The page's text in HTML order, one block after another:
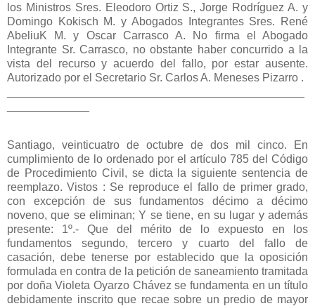
los Ministros Sres. Eleodoro Ortiz S., Jorge Rodríguez A. y
Domingo Kokisch M. y Abogados Integrantes Sres. René
AbeliuK M. y Oscar Carrasco A. No firma el Abogado
Integrante Sr. Carrasco, no obstante haber concurrido a la
vista del recurso y acuerdo del fallo, por estar ausente.
Autorizado por el Secretario Sr. Carlos A. Meneses Pizarro .
Santiago, veinticuatro de octubre de dos mil cinco. En
cumplimiento de lo ordenado por el artículo 785 del Código
de Procedimiento Civil, se dicta la siguiente sentencia de
reemplazo. Vistos : Se reproduce el fallo de primer grado,
con excepción de sus fundamentos décimo a décimo
noveno, que se eliminan; Y se tiene, en su lugar y además
presente: 1º.- Que del mérito de lo expuesto en los
fundamentos segundo, tercero y cuarto del fallo de
casación, debe tenerse por establecido que la oposición
formulada en contra de la petición de saneamiento tramitada
por doña Violeta Oyarzo Chávez se fundamenta en un título
debidamente inscrito que recae sobre un predio de mayor